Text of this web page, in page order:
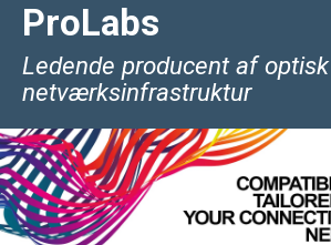
ProLabs
Ledende producent af optisk
netværksinfrastruktur